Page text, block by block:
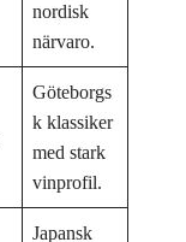
nordisk
närvaro.
Göteborgs
k klassiker
med stark
vinprofil.
Japansk